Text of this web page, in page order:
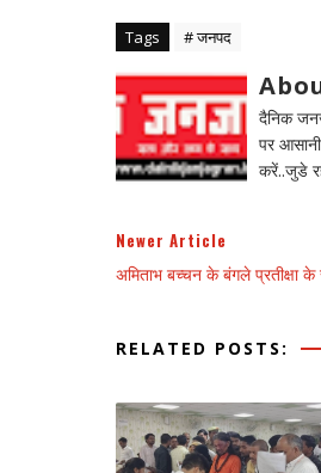
Tags # जनपद
दैनिक
पर
करें..जुडे
Newer Article
अमिताभ बच्चन के बंगले प्रतीक्षा के
RELATED POSTS: